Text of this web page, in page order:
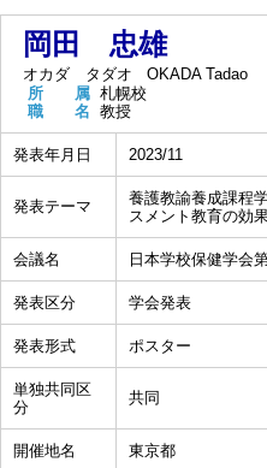
岡田 忠雄
オカダ タダオ
OKADA Tadao
所 属 札幌校
職 名 教授
発表年月日 2023/11
発表テーマ
養護教諭養成課程
スメント教育の効
会議名 日本学校保健学会
発表区分 学会発表
発表形式 ポスター
単独共同区
分
共同
開催地名 東京都